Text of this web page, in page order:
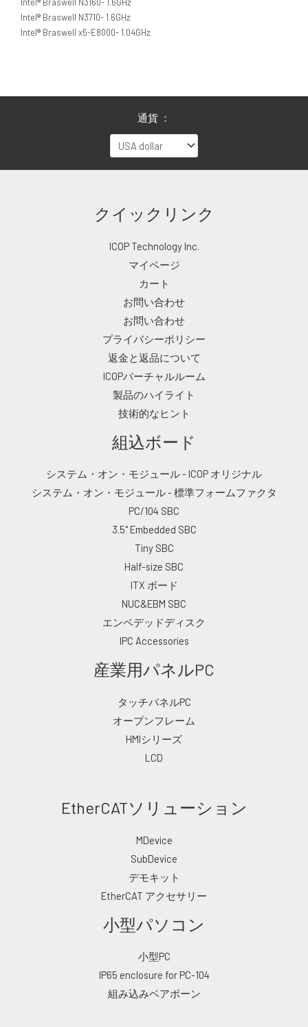
Intel® Braswell N3710- 1.6GHz
Intel® Braswell x5-E8000- 1.04GHz
通貨 ：
クイックリンク
ICOP Technology Inc.
マイページ
カート
お問い合わせ
お問い合わせ
プライバシーポリシー
返金と返品について
ICOPバーチャルルーム
製品のハイライト
技術的なヒント
組込ボード
システム・オン・モジュール - ICOP オリジナル
システム・オン・モジュール - 標準フォームファクタ
PC/104 SBC
3.5" Embedded SBC
Tiny SBC
Half-size SBC
ITX ボード
NUC&EBM SBC
エンベデッドディスク
IPC Accessories
産業用パネルPC
タッチパネルPC
オープンフレーム
HMIシリーズ
LCD
EtherCATソリューション
MDevice
SubDevice
デモキット
EtherCAT アクセサリー
小型パソコン
小型PC
IP65 enclosure for PC-104
組み込みベアボーン